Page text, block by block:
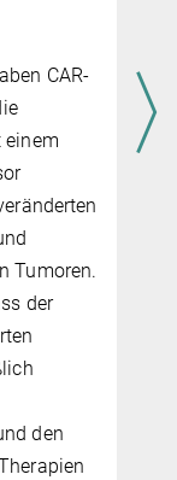
CAR-
einem
Tumoren.
der
den